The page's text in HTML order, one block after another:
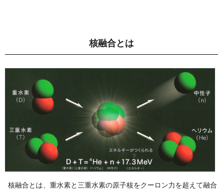
核 融 合 と は
核融合とは、重水素と三重水素の原子核をクーロン力を超えて融合